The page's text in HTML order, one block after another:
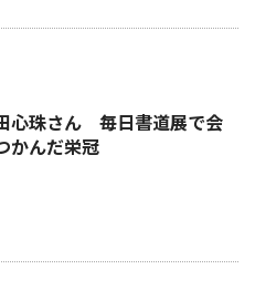
心珠さん 毎日書道展で会
んだ栄冠